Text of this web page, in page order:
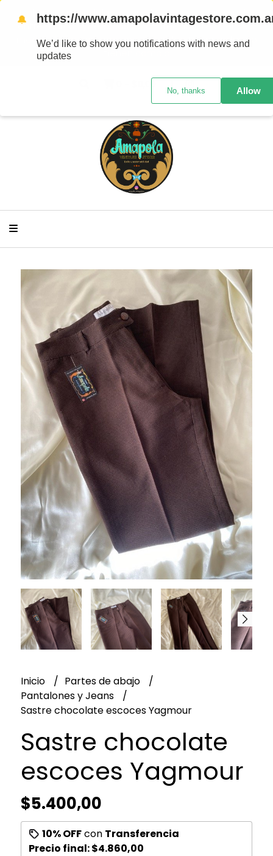
Trabajo con medidas ya que los talles varían mucho
entre marcas y/ épocas de confección, te aconsejo
medirte para comprar con seguridad Las prendas no
tienen cambio
Inicio
Partes de abajo
Pantalones y Jeans
Sastre chocolate escoces Yagmour
Sastre chocolate
escoces Yagmour
$5.400,00
10% OFFcon Transferencia
Precio final:$4.860,00
🔔 https://
We’d like to show you notifications with news and
updates
No, thanks Allow